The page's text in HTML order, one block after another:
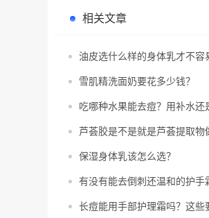
相关文章
油皮选什么样的身体乳才不容
雪肌精洗面奶要花多少钱？
吃哪种水果能去痘？用补水还
芦荟胶是不是就是芦荟提取物
保湿身体乳该怎么选？
有没有能去倒刺还温和的护手
长痘能用手部护理霜吗？这些